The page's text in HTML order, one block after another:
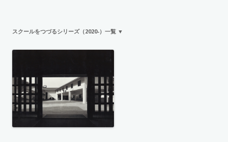
スクールをつづるシリーズ（2020-）一覧 ▼